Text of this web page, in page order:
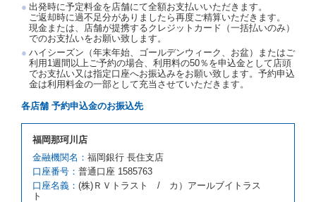
たものとします。この場合、当社は受領済の予約申込
金を返還するものとします。
第５条（代替レンタカー）
当社は、借受人から予約のあった車種クラスのレンタ
カーを貸し渡すことができないときは、予約と異なる
車種クラスのレンタカー（以下「代替レンタカー」と
いいます。）の貸渡しを申し入れることができるもの
とします。
借受人が前項の申入れを承諾したときは、当社は車種
クラスを除き予約時と同一の借受条件でレンタカー提
携先の代替レンタカーを貸し渡すものとします。な
お、代替レンタカーの貸渡料金が予約された車種クラ
スの貸渡料金より高くなるときは、予約した車種クラ
スの貸渡料金によるものとし、予約された車種クラス
出発時に予定料金を店舗にて全額お支払いいただきます。
ご返却時に過不足分がありましたら再度ご精算いただきます。
現金または、店舗が提携するクレジットカード（一括払いのみ）
でのお支払いをお願い致します。
ハイシーズン（年末年始、ゴールデンウィーク、お盆）またはご
利用1週間以上ご予約の場合、利用料の50％を申込金として店頭
でお支払い又は指定口座へお振込みをお願い致します。予約申込
金は利用料金の一部として充当させていただきます。
各店舗 予約申込金のお振込先
福岡那珂川店
金融機関名： 福岡銀行 長住支店
口座番号： 普通口座 1585763
口座名義： (株)ＲＶトラスト / カ）アールブイトラス
ト